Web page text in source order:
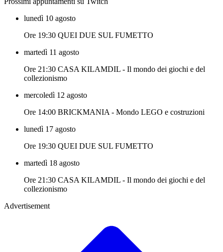
lunedì 10 agosto
Ore 19:30 QUEI DUE SUL FUMETTO
martedì 11 agosto
Ore 21:30 CASA KILAMDIL - Il mondo dei giochi e del
collezionismo
mercoledì 12 agosto
Ore 14:00 BRICKMANIA - Mondo LEGO e costruzioni
lunedì 17 agosto
Ore 19:30 QUEI DUE SUL FUMETTO
martedì 18 agosto
Ore 21:30 CASA KILAMDIL - Il mondo dei giochi e del
collezionismo
Advertisement